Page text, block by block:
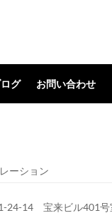
グ お問い合わせ
ーション
24-14 宝来ビル401号